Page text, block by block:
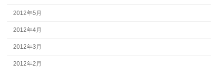
2012年5月
2012年4月
2012年3月
2012年2月